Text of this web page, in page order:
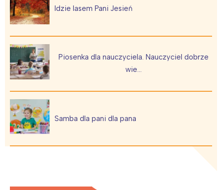
Idzie lasem Pani Jesień
Piosenka dla nauczyciela. Nauczyciel dobrze
wie…
Samba dla pani dla pana